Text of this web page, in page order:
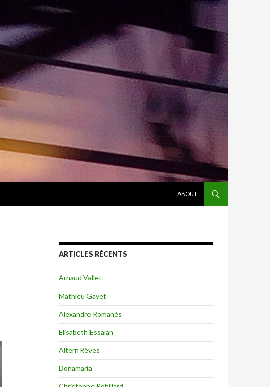
ABOUT
ARTICLES RÉCENTS
Arnaud Vallet
Mathieu Gayet
Alexandre Romanès
Elisabeth Essaïan
Altern’Rêves
Donamaria